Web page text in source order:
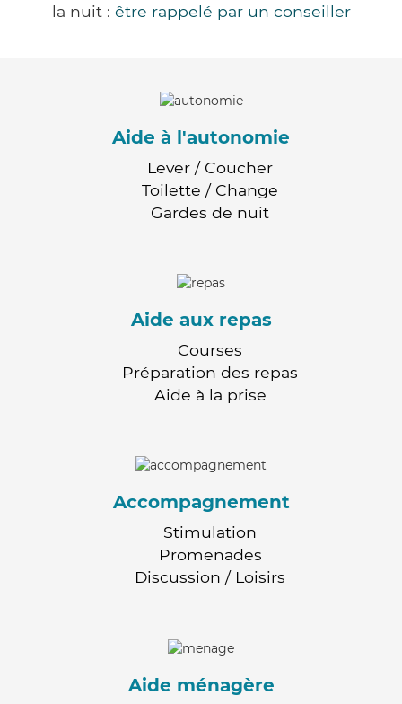
la nuit : être rappelé par un conseiller
Aide à l'autonomie
Lever / Coucher
Toilette / Change
Gardes de nuit
Aide aux repas
Courses
Préparation des repas
Aide à la prise
Accompagnement
Stimulation
Promenades
Discussion / Loisirs
Aide ménagère